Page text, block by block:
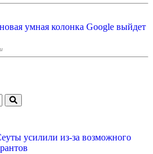
умная колонка Google выйдет
усилили из-за возможного